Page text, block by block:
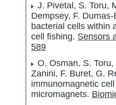
J. Pivetal, S. Toru,
Dempsey, F.
bacterial cells within
cell fishing. Sensors
589
O. Osman, S.
Zanini, F. Buret, G.
immunomagnetic
micromagnets.